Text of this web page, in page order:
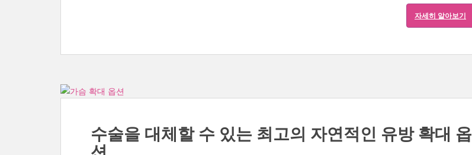
자세히 알아보기
수술을 대체할 수 있는 최고의 자연적인 유방 확대 옵